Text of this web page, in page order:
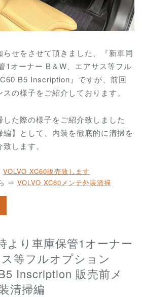
せをさせて頂きました、『新車同
1オーナー B＆W、エアサス等フル
B5 Inscription』ですが、前回
の様子をご紹介しております。
た際の様子をご紹介致しました
】として、内装を徹底的に清掃を
します。
VOLVO XC60販売致します
⇒ VOLVO XC60メンテ外装清掃
等フルオプション
Inscription 販売前メ
清掃編